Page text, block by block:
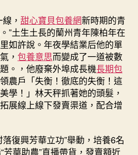
， 甜心寶貝包養網新時期的青
”土生土長的蘭州青年陳柏年在
里如許說。年夜學結業后他的單
， 包養意思而變成了一道被數
。，他廢棄外埠成長機長期包
農戶「失衡！徹底的失衡！這
學！」林天秤抓著她的頭髮，
展線上線下發賣渠道，配合增
落復興芳華立功”舉動，培養6名
芳華助農”直播帶貨，發賣額近